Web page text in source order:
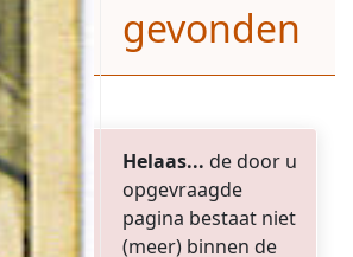
gevonden
Helaas... de door u
opgevraagde
pagina bestaat niet
(meer) binnen de